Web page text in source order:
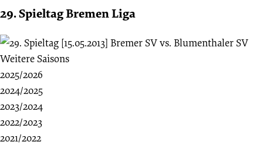
29. Spieltag Bremen Liga
Weitere Saisons
2025/2026
2024/2025
2023/2024
2022/2023
2021/2022